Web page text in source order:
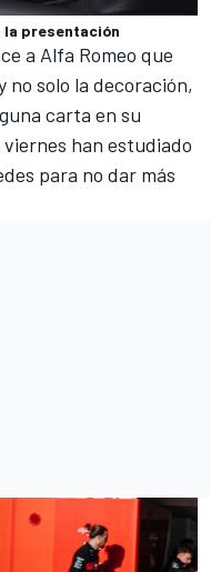
la presentación
a Alfa Romeo que
no solo la decoración,
carta en su
han estudiado
para no dar más